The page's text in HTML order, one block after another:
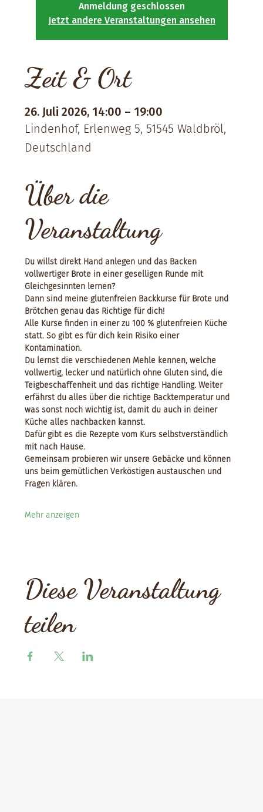
Anmeldung geschlossen
Jetzt andere Veranstaltungen ansehen
Zeit & Ort
26. Juli 2026, 14:00 – 19:00
Lindenhof, Erlenweg 5, 51545 Waldbröl,
Deutschland
Über die
Veranstaltung
Du willst direkt Hand anlegen und das Backen
vollwertiger Brote in einer geselligen Runde mit
Gleichgesinnten lernen?
Dann sind meine glutenfreien Backkurse für Brote und
Brötchen genau das Richtige für dich!
Alle Kurse finden in einer zu 100 % glutenfreien Küche
statt. So gibt es für dich kein Risiko einer
Kontamination.
Du lernst die verschiedenen Mehle kennen, welche
vollwertig, lecker und natürlich ohne Gluten sind, die
Teigbeschaffenheit und das richtige Handling. Weiter
erfährst du alles über die richtige Backtemperatur und
was sonst noch wichtig ist, damit du auch in deiner
Küche alles nachbacken kannst.
Dafür gibt es die Rezepte vom Kurs selbstverständlich
mit nach Hause.
Gemeinsam probieren wir unsere Gebäcke und können
uns beim gemütlichen Verköstigen austauschen und
Fragen klären.
Mehr anzeigen
Diese Veranstaltung
teilen